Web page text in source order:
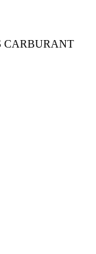
CARBURANT